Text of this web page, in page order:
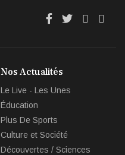
fa
fa
fab
Nos Actualités
Le Live - Les Unes
Éducation
Plus De Sports
Culture et Société
Découvertes / Sciences